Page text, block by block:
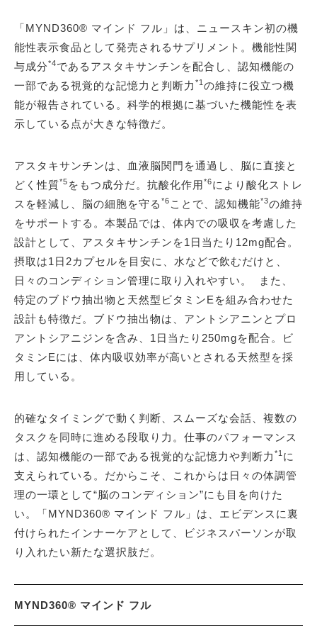
「MYND360® マインド フル」は、ニュースキン初の機
能性表示食品として発売されるサプリメント。機能性関
与成分*4であるアスタキサンチンを配合し、認知機能の
一部である視覚的な記憶力と判断力 *1の維持に役立つ機
能が報告されている。科学的根拠に基づいた機能性を表
示している点が大きな特徴だ。
アスタキサンチンは、血液脳関門を通過し、脳に直接と
どく性質*5 をもつ成分だ。抗酸化作用*6により酸化ストレ
スを軽減し、脳の細胞を守る *6 ことで、認知機能*3の維持
をサポートする。本製品では、体内での吸収を考慮した
設計として、アスタキサンチンを1日当たり12mg配合。
摂取は1日2カプセルを目安に、水などで飲むだけと、
日々のコンディション管理に取り入れやすい。 また、
特定のブドウ抽出物と天然型ビタミンEを組み合わせた
設計も特徴だ。ブドウ抽出物は、アントシアニンとプロ
アントシアニジンを含み、1日当たり250mgを配合。ビ
タミンEには、体内吸収効率が高いとされる天然型を採
用している。
的確なタイミングで動く判断、スムーズな会話、複数の
タスクを同時に進める段取り力。仕事のパフォーマンス
は、認知機能の一部である視覚的な記憶力や判断力 *1に
支えられている。だからこそ、これからは日々の体調管
理の一環として“脳のコンディション”にも目を向けた
い。「MYND360® マインド フル」は、エビデンスに裏
付けられたインナーケアとして、ビジネスパーソンが取
り入れたい新たな選択肢だ。
MYND360® マインド フル